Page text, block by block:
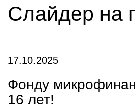
Слайдер на
17.10.2025
Фонду
16 лет!